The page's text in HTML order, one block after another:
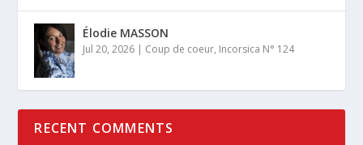
Élodie MASSON
Jul 20, 2026 | Coup de coeur, Incorsica N° 124
RECENT COMMENTS